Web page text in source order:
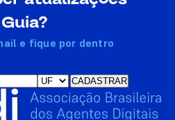
e fique por dentro